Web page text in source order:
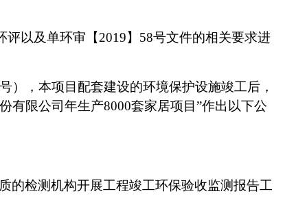
评以及单环审【2019】58号文件的相关要求进
），本项目配套建设的环境保护设施竣工后，
有限公司年生产8000套家居项目 ”作出以下公
的检测机构开展工程竣工环保验收监测报告工